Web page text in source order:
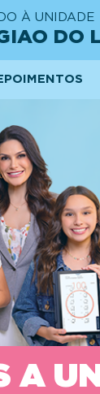
À UNIDADE
DO
A